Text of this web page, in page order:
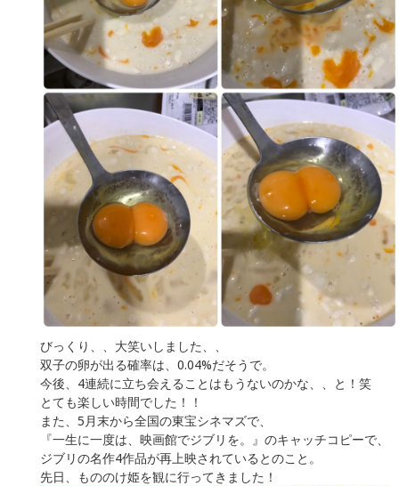
びっくり、、大笑いしました、、
双子の卵が出る確率は、0.04%だそうで。
今後、4連続に立ち会えることはもうないのかな、、と！笑
とても楽しい時間でした！！
また、5月末から全国の東宝シネマズで、
『一生に一度は、映画館でジブリを。』のキャッチコピーで、
ジブリの名作4作品が再上映されているとのこと。
先日、もののけ姫を観に行ってきました！